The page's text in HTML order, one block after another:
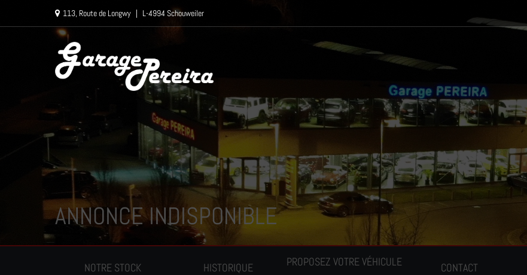
113, Route de Longwy | L-4994 Schouweiler
NOTRE STOCK HISTORIQUE PROPOSEZ VOTRE VÉHICULE CONTACT
ANNONCE INDISPONIBLE